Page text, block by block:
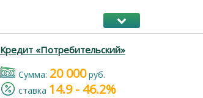
Кредит «Потребительский»
Cумма: 20 000руб.
cтавка 14.9 - 46.2%